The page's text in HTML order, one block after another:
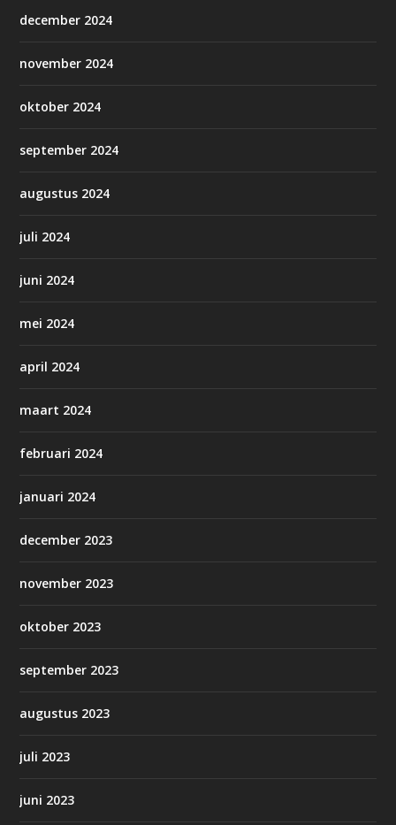
december 2024
november 2024
oktober 2024
september 2024
augustus 2024
juli 2024
juni 2024
mei 2024
april 2024
maart 2024
februari 2024
januari 2024
december 2023
november 2023
oktober 2023
september 2023
augustus 2023
juli 2023
juni 2023